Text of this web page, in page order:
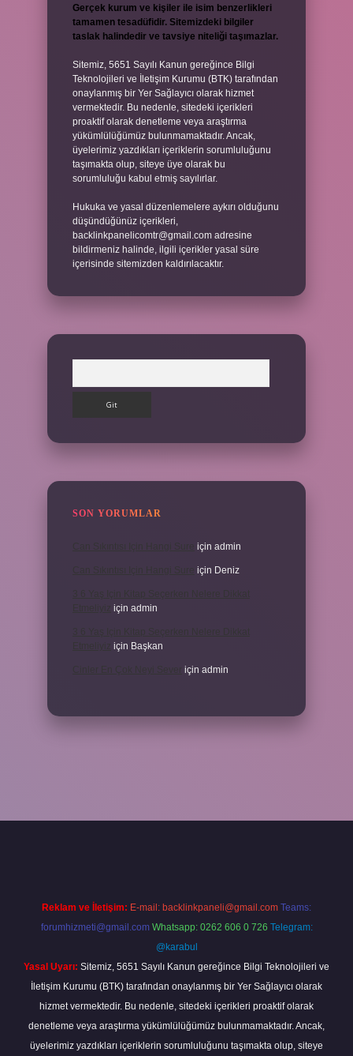
Gerçek kurum ve kişiler ile isim benzerlikleri
tamamen tesadüfidir. Sitemizdeki bilgiler
taslak halindedir ve tavsiye niteliği taşımazlar.
Sitemiz, 5651 Sayılı Kanun gereğince Bilgi
Teknolojileri ve İletişim Kurumu (BTK) tarafından
onaylanmış bir Yer Sağlayıcı olarak hizmet
vermektedir. Bu nedenle, sitedeki içerikleri
proaktif olarak denetleme veya araştırma
yükümlülüğümüz bulunmamaktadır. Ancak,
üyelerimiz yazdıkları içeriklerin sorumluluğunu
taşımakta olup, siteye üye olarak bu
sorumluluğu kabul etmiş sayılırlar.
Hukuka ve yasal düzenlemelere aykırı olduğunu
düşündüğünüz içerikleri,
backlinkpanelicomtr@gmail.com adresine
bildirmeniz halinde, ilgili içerikler yasal süre
içerisinde sitemizden kaldırılacaktır.
SON YORUMLAR
için admin
için Deniz
için admin
için Başkan
için admin
Reklam ve İletişim: E-mail: backlinkpaneli@gmail.com Teams:
forumhizmeti@gmail.com Whatsapp: 0262 606 0 726 Telegram:
@karabul
Yasal Uyarı: Sitemiz, 5651 Sayılı Kanun gereğince Bilgi Teknolojileri ve
İletişim Kurumu (BTK) tarafından onaylanmış bir Yer Sağlayıcı olarak
hizmet vermektedir. Bu nedenle, sitedeki içerikleri proaktif olarak
denetleme veya araştırma yükümlülüğümüz bulunmamaktadır. Ancak,
üyelerimiz yazdıkları içeriklerin sorumluluğunu taşımakta olup, siteye